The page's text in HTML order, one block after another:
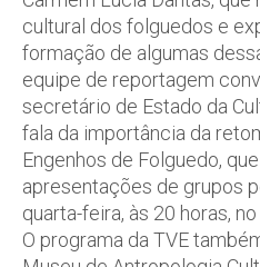
cultural dos folguedos e
formação de algumas
equipe de reportagem
secretário de Estado da
fala da importância da
Engenhos de Folguedo,
apresentações de grupos
quarta-feira, às 20 horas,
O programa da TVE